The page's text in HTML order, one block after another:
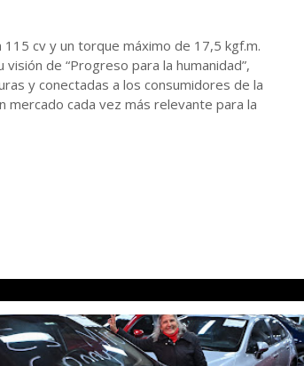
cv y un torque máximo de 17,5 kgf.m.
de “Progreso para la humanidad”,
y conectadas a los consumidores de la
mercado cada vez más relevante para la